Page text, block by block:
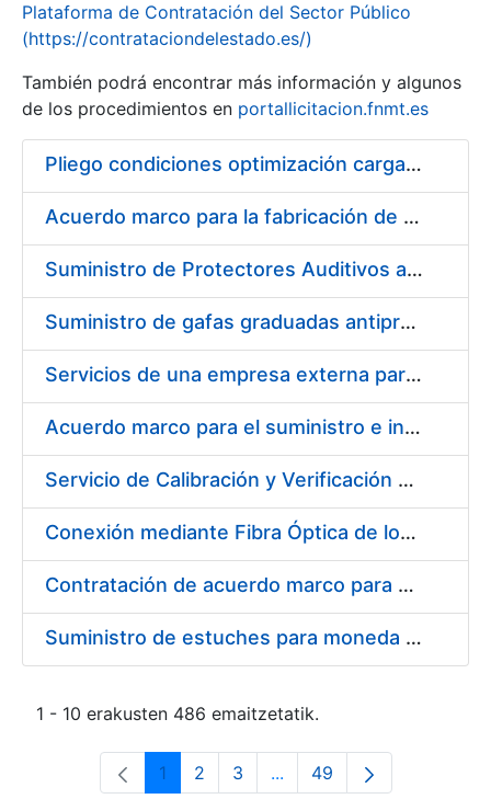
Erakutsi/Ezkutatu
Plataforma de Contratación del Sector Público
(https://contrataciondelestado.es/)
También podrá encontrar más información y algunos
de los procedimientos en portallicitacion.fnmt.es
Pliego condiciones optimización cargas compras firmado
Acuerdo marco para la fabricación de piezas
Suministro de Protectores Auditivos a medida para las personas trabajadoras de los Centros de Trabajo de Madrid y Burgos
Suministro de gafas graduadas antiproyecciones para los trabajadores de la FNMT-RCM en los centros de trabajo de Madrid y Burgos
Servicios de una empresa externa para el asesoramiento y resolución de los recursos de alzada que se presentan relacionados con procesos de selección para la FNMT-RCM
Acuerdo marco para el suministro e instalación de persianas, estores y otros complementos
Servicio de Calibración y Verificación Externa de los Equipos de Medición del Servicio de Prevención de la FNMT-RCM
Conexión mediante Fibra Óptica de los Centros de Proceso de Datos (CPDs) de las sedes de la FNMT-RCM de Burgos y Madrid
Contratación de acuerdo marco para el Suministro de Material de Electricidad para la Fábrica Nacional de Moneda y Timbre-Real Casa de la Moneda en su centro de trabajo de Burgos
Suministro de estuches para moneda de 30 €
1 - 10 erakusten 486 emaitzetatik.
Orrialdea
1 Orrialdea
2 Orrialdea
3 ...Intermediate Pages Use
Orrialdea
49